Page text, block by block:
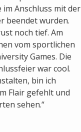
Anschluss mit der
beendet wurden.
noch tief. Am
vom sportlichen
Games. Die
war cool.
bin ich
Flair gefehlt und
sehen.“